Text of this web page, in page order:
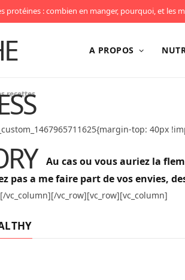
A PROPOS
recettes
top: 40px
Au cas ou vous auriez la
pas a me faire part de vos envies,
vc_column][/vc_row][vc_row][vc_column]